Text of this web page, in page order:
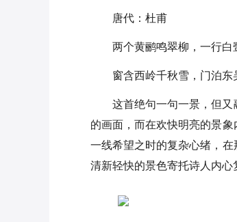
唐代：杜甫
两个黄鹂鸣翠柳，一行白
窗含西岭千秋雪，门泊东
这首绝句一句一景，但
的画面，而在欢快明亮的景
一线希望之时的复杂心绪，
清新轻快的景色寄托诗人内心